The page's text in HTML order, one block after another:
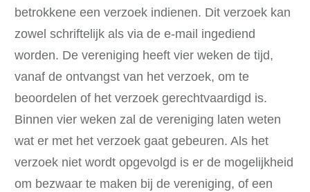
betrokkene een verzoek indienen. Dit verzoek kan
zowel schriftelijk als via de e-mail ingediend
worden. De vereniging heeft vier weken de tijd,
vanaf de ontvangst van het verzoek, om te
beoordelen of het verzoek gerechtvaardigd is.
Binnen vier weken zal de vereniging laten weten
wat er met het verzoek gaat gebeuren. Als het
verzoek niet wordt opgevolgd is er de mogelijkheid
om bezwaar te maken bij de vereniging, of een